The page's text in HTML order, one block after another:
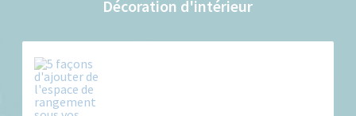
Décoration d'intérieur